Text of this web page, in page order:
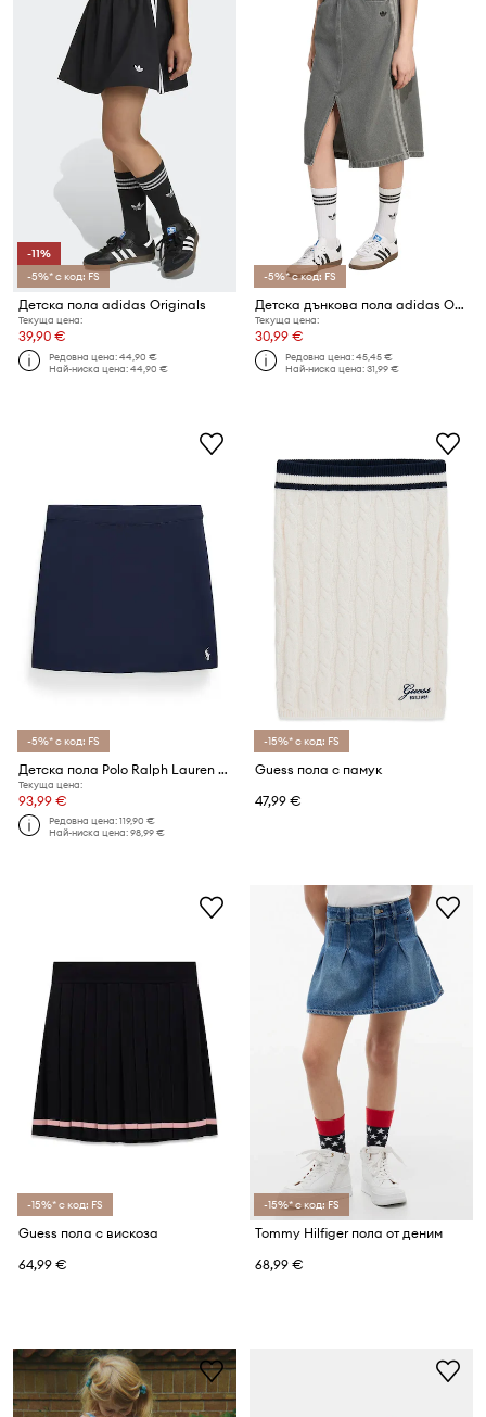
-11%
-5%* с код: FS
Детска пола adidas Originals
Текуща цена:
39,90 €
Редовна цена:44,90 €
Най-ниска цена:44,90 €
-5%* с код: FS
Детска дънкова пола adidas Originals
Текуща цена:
30,99 €
Редовна цена:45,45 €
Най-ниска цена:31,99 €
-5%* с код: FS
Детска пола Polo Ralph Lauren Wimbledon Collection
Текуща цена:
93,99 €
Редовна цена:119,90 €
Най-ниска цена:98,99 €
-15%* с код: FS
Guess пола с памук
47,99 €
-15%* с код: FS
Guess пола с вискоза
64,99 €
-15%* с код: FS
Tommy Hilfiger пола от деним
68,99 €